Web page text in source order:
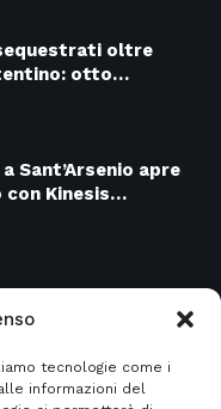
tecnologie come i
informazioni del
oltre
otto…
Sant’Arsenio apre
con Kinesis…
e Provincia 4135